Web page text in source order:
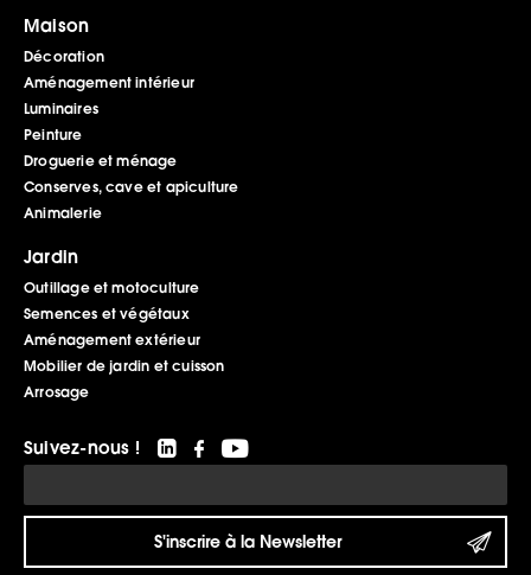
Maison
Décoration
Aménagement intérieur
Luminaires
Peinture
Droguerie et ménage
Conserves, cave et apiculture
Animalerie
Jardin
Outillage et motoculture
Semences et végétaux
Aménagement extérieur
Mobilier de jardin et cuisson
Arrosage
Suivez-nous !